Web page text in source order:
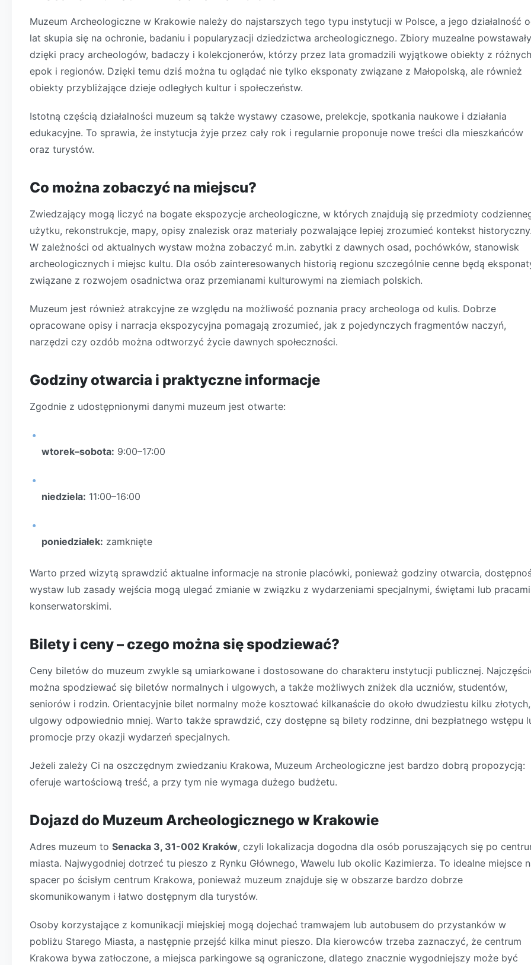
Muzeum Archeologiczne w Krakowie należy do najstarszych tego typu instytucji w Polsce, a jego działalność
lat skupia się na ochronie, badaniu i popularyzacji dziedzictwa archeologicznego. Zbiory muzealne powstawały
dzięki pracy archeologów, badaczy i kolekcjonerów, którzy przez lata gromadzili wyjątkowe obiekty z różnych
epok i regionów. Dzięki temu dziś można tu oglądać nie tylko eksponaty związane z Małopolską, ale również
obiekty przybliżające dzieje odległych kultur i społeczeństw.
Istotną częścią działalności muzeum są także wystawy czasowe, prelekcje, spotkania naukowe i działania
edukacyjne. To sprawia, że instytucja żyje przez cały rok i regularnie proponuje nowe treści dla mieszkańców
oraz turystów.
Co można zobaczyć na miejscu?
Zwiedzający mogą liczyć na bogate ekspozycje archeologiczne, w których znajdują się przedmioty
użytku, rekonstrukcje, mapy, opisy znalezisk oraz materiały pozwalające lepiej zrozumieć kontekst historyczny.
W zależności od aktualnych wystaw można zobaczyć m.in. zabytki z dawnych osad, pochówków, stanowisk
archeologicznych i miejsc kultu. Dla osób zainteresowanych historią regionu szczególnie cenne będą
związane z rozwojem osadnictwa oraz przemianami kulturowymi na ziemiach polskich.
Muzeum jest również atrakcyjne ze względu na możliwość poznania pracy archeologa od kulis. Dobrze
opracowane opisy i narracja ekspozycyjna pomagają zrozumieć, jak z pojedynczych fragmentów naczyń,
narzędzi czy ozdób można odtworzyć życie dawnych społeczności.
Godziny otwarcia i praktyczne informacje
Zgodnie z udostępnionymi danymi muzeum jest otwarte:
wtorek–sobota: 9:00–17:00
niedziela: 11:00–16:00
poniedziałek: zamknięte
Warto przed wizytą sprawdzić aktualne informacje na stronie placówki, ponieważ godziny otwarcia,
wystaw lub zasady wejścia mogą ulegać zmianie w związku z wydarzeniami specjalnymi, świętami lub pracami
konserwatorskimi.
Bilety i ceny – czego można się spodziewać?
Ceny biletów do muzeum zwykle są umiarkowane i dostosowane do charakteru instytucji publicznej.
można spodziewać się biletów normalnych i ulgowych, a także możliwych zniżek dla uczniów, studentów,
seniorów i rodzin. Orientacyjnie bilet normalny może kosztować kilkanaście do około dwudziestu kilku
ulgowy odpowiednio mniej. Warto także sprawdzić, czy dostępne są bilety rodzinne, dni bezpłatnego wstępu
promocje przy okazji wydarzeń specjalnych.
Jeżeli zależy Ci na oszczędnym zwiedzaniu Krakowa, Muzeum Archeologiczne jest bardzo dobrą propozycją:
oferuje wartościową treść, a przy tym nie wymaga dużego budżetu.
Dojazd do Muzeum Archeologicznego w Krakowie
Adres muzeum to Senacka 3, 31-002 Kraków, czyli lokalizacja dogodna dla osób poruszających się po
miasta. Najwygodniej dotrzeć tu pieszo z Rynku Głównego, Wawelu lub okolic Kazimierza. To idealne miejsce
spacer po ścisłym centrum Krakowa, ponieważ muzeum znajduje się w obszarze bardzo dobrze
skomunikowanym i łatwo dostępnym dla turystów.
Osoby korzystające z komunikacji miejskiej mogą dojechać tramwajem lub autobusem do przystanków w
pobliżu Starego Miasta, a następnie przejść kilka minut pieszo. Dla kierowców trzeba zaznaczyć, że centrum
Krakowa bywa zatłoczone, a miejsca parkingowe są ograniczone, dlatego znacznie wygodniejszy może być